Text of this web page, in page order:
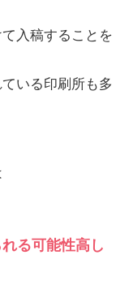
入稿することを
いる印刷所も多
る可能性高し